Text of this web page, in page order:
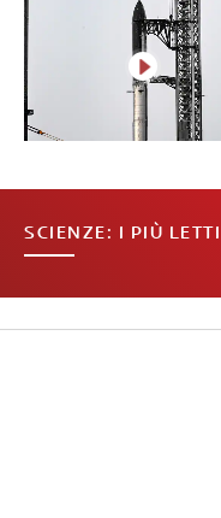
SCIENZE: I PIÙ LETTI